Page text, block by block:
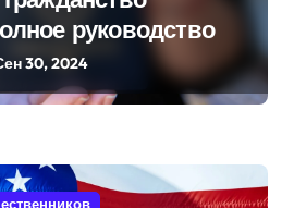
руководство
30, 2024